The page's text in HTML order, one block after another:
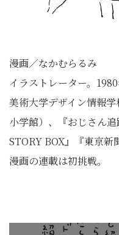
漫画／なかむらるみ
イラストレーター。
美術大学デザイン情報
小学館）、『おじさん
STORY BOX』『東京新
漫画の連載は初挑戦。